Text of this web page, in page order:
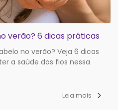
verão? 6 dicas práticas
no verão? Veja 6 dicas
a saúde dos fios nessa
Leia mais